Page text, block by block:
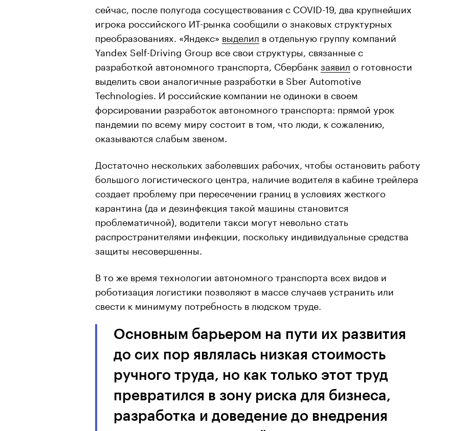
сейчас, после полугода сосуществования с COVID-19, два крупнейших
игрока российского ИТ-рынка сообщили о знаковых структурных
преобразованиях. «Яндекс» выделил в отдельную группу компаний
Yandex Self-Driving Group все свои структуры, связанные с
разработкой автономного транспорта, Сбербанкзаявил о готовности
выделить свои аналогичные разработки в Sber Automotive
Technologies. И российские компании не одиноки в своем
форсировании разработок автономного транспорта: прямой урок
пандемии по всему миру состоит в том, что люди, к сожалению,
оказываются слабым звеном.
Достаточно нескольких заболевших рабочих, чтобы остановить работу
большого логистического центра, наличие водителя в кабине трейлера
создает проблему при пересечении границ в условиях жесткого
карантина (да и дезинфекция такой машины становится
проблематичной), водители такси могут невольно стать
распространителями инфекции, поскольку индивидуальные средства
защиты несовершенны.
В то же время технологии автономного транспорта всех видов и
роботизация логистики позволяют в массе случаев устранить или
свести к минимуму потребность в людском труде.
Основным барьером на пути их развития
до сих пор являлась низкая стоимость
ручного труда, но как только этот труд
превратился в зону риска для бизнеса,
разработка и доведение до внедрения